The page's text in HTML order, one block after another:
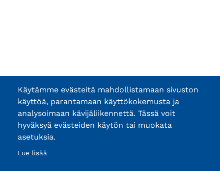
Käytämme evästeitä mahdollistamaan sivuston
käyttöä, parantamaan käyttökokemusta ja
analysoimaan kävijäliikennettä. Tässä voit
hyväksyä evästeiden käytön tai muokata
asetuksia.
Lue lisää